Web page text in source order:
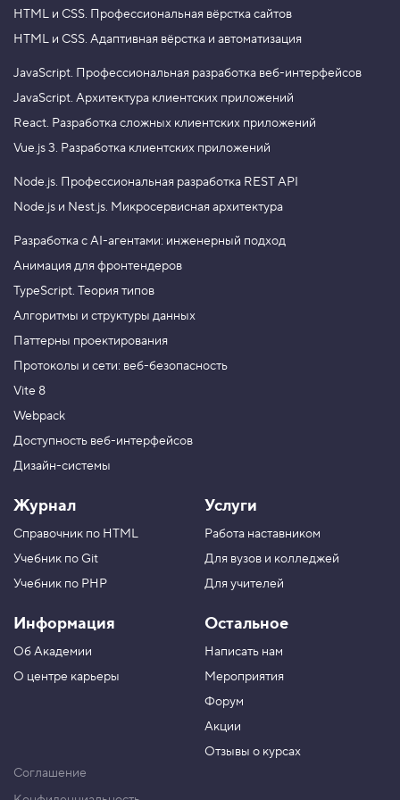
HTML и CSS. Профессиональная вёрстка сайтов
HTML и CSS. Адаптивная вёрстка и автоматизация
JavaScript. Профессиональная разработка веб-интерфейсов
JavaScript. Архитектура клиентских приложений
React. Разработка сложных клиентских приложений
Vue.js 3. Разработка клиентских приложений
Node.js. Профессиональная разработка REST API
Node.js и Nest.js. Микросервисная архитектура
Разработка с AI-агентами: инженерный подход
Анимация для фронтендеров
TypeScript. Теория типов
Алгоритмы и структуры данных
Паттерны проектирования
Протоколы и сети: веб-безопасность
Vite 8
Webpack
Доступность веб-интерфейсов
Дизайн-системы
Журнал
Справочник по HTML
Учебник по Git
Учебник по PHP
Информация
Об Академии
О центре карьеры
Услуги
Работа наставником
Для вузов и колледжей
Для учителей
Остальное
Написать нам
Мероприятия
Форум
Акции
Отзывы о курсах
Соглашение